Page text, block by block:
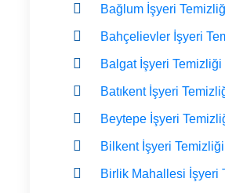
Bağlum İşyeri
Bahçelievler İşyeri
Balgat İşyeri Temizliği
Batıkent İşyeri
Beytepe İşyeri
Bilkent İşyeri Temizliği
Birlik Mahallesi İşyeri